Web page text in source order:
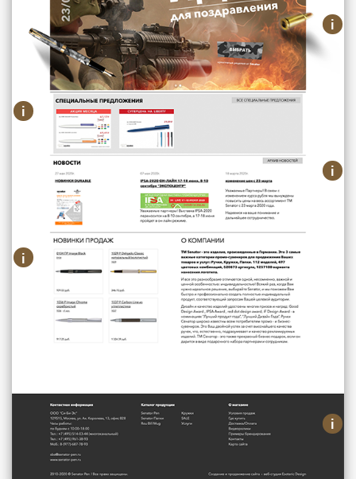
Навигация и логотип размещены у
правого края главного экрана.
i
Актуальные специальные
предложения
i
Новинки продаж + краткая
информация о компании
i
Главный экран
Заголовок и яркая фотография акции
или товарного предложения.
i
Блог (новости)
Текстовый блок с описанием данной
секции или блока.
i